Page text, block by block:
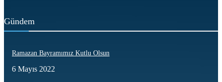
Gündem
Ramazan Bayramımız Kutlu Olsun
6 Mayıs 2022